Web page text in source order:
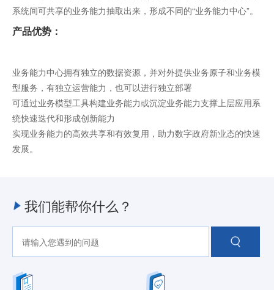
系统间可共享的业务能力抽取出来，形成不同的“业务能力中心”。
产品优势：
业务能力中心拥有独立的数据资源，并对外提供业务原子和业务模
型服务，有独立运营能力，也可以进行独立部署
可通过业务模型工具构建业务能力或沉淀业务能力支撑上层应用系
统快速迭代和形成创新能力
实现业务能力的高效共享和有效复用，助力数字政府新业态的快速
发展。
我们能帮你什么？